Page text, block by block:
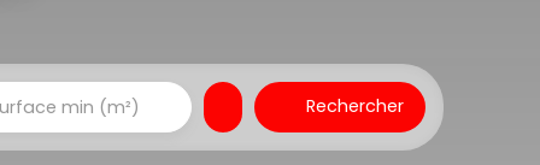
min (m²) Rechercher